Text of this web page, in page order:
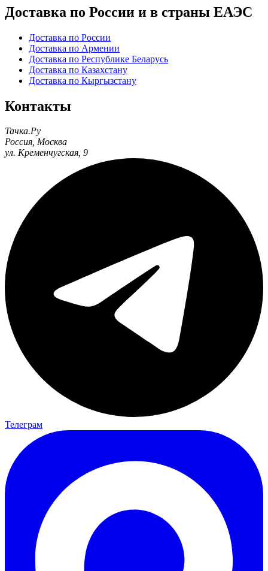
Доставка по России и в страны ЕАЭС
Доставка по России
Доставка по Армении
Доставка по Республике Беларусь
Доставка по Казахстану
Доставка по Кыргызстану
Контакты
Тачка.Ру
Россия, Москва
ул. Кременчугская, 9
Телеграм